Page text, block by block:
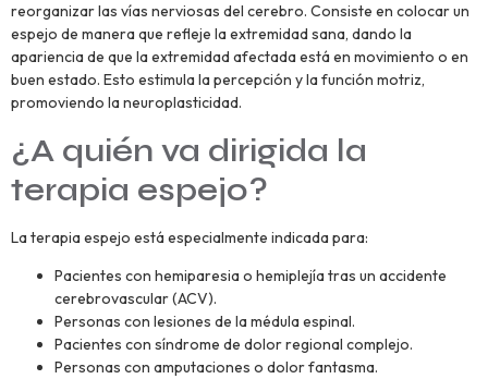
reorganizar las vías nerviosas del cerebro. Consiste en colocar un
espejo de manera que refleje la extremidad sana, dando la
apariencia de que la extremidad afectada está en movimiento o en
buen estado. Esto estimula la percepción y la función motriz,
promoviendo la neuroplasticidad.
¿A quién va dirigida la
terapia espejo?
La terapia espejo está especialmente indicada para:
Pacientes con hemiparesia o hemiplejía tras un accidente
cerebrovascular (ACV).
Personas con lesiones de la médula espinal.
Pacientes con síndrome de dolor regional complejo.
Personas con amputaciones o dolor fantasma.